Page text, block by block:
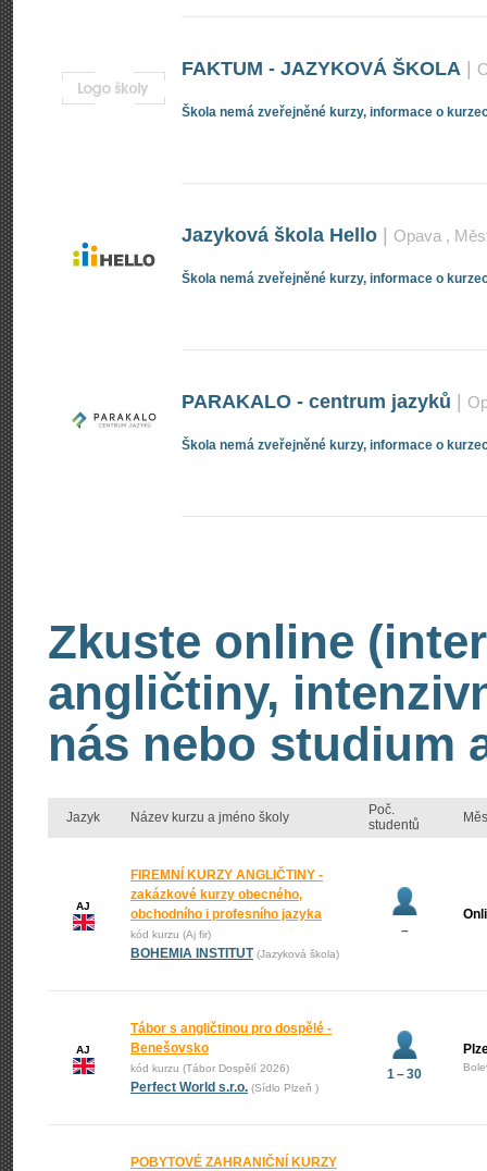
FAKTUM - JAZYKOVÁ ŠKOLA
Škola nemá zveřejněné kurzy, informace o
Jazyková škola Hello Opava ,
Škola nemá zveřejněné kurzy, informace o
PARAKALO - centrum jazyků
Škola nemá zveřejněné kurzy, informace o
Zkuste online
angličtiny,
nás nebo studium
Jazyk Název kurzu a jméno školy
Poč.
studentů
AJ
FIREMNÍ KURZY ANGLIČTINY -
zakázkové kurzy obecného,
obchodního i profesního jazyka
kód kurzu (Aj fir)
BOHEMIA INSTITUT (Jazyková škola)
–
AJ
Tábor s angličtinou pro dospělé -
Benešovsko
kód kurzu (Tábor Dospělí 2026)
Perfect World s.r.o. (Sídlo Plzeň )
1 – 30
POBYTOVÉ ZAHRANIČNÍ KURZY